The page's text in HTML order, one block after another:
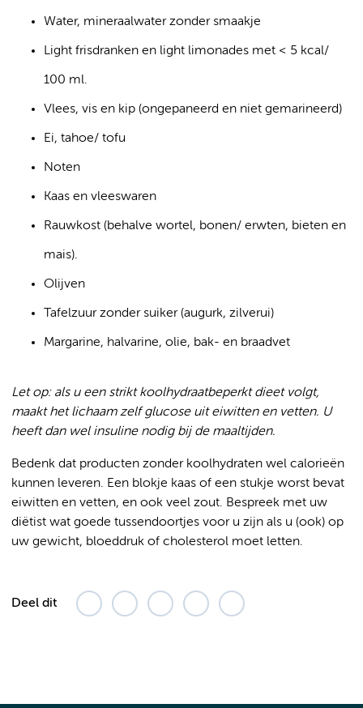
Water, mineraalwater zonder smaakje
Light frisdranken en light limonades met < 5 kcal/
100 ml.
Vlees, vis en kip (ongepaneerd en niet gemarineerd)
Ei, tahoe/ tofu
Noten
Kaas en vleeswaren
Rauwkost (behalve wortel, bonen/ erwten, bieten en
mais).
Olijven
Tafelzuur zonder suiker (augurk, zilverui)
Margarine, halvarine, olie, bak- en braadvet
Let op: als u een strikt koolhydraatbeperkt dieet volgt,
maakt het lichaam zelf glucose uit eiwitten en vetten. U
heeft dan wel insuline nodig bij de maaltijden.
Bedenk dat producten zonder koolhydraten wel calorieën
kunnen leveren. Een blokje kaas of een stukje worst bevat
eiwitten en vetten, en ook veel zout. Bespreek met uw
diëtist wat goede tussendoortjes voor u zijn als u (ook) op
uw gewicht, bloeddruk of cholesterol moet letten.
Deel dit